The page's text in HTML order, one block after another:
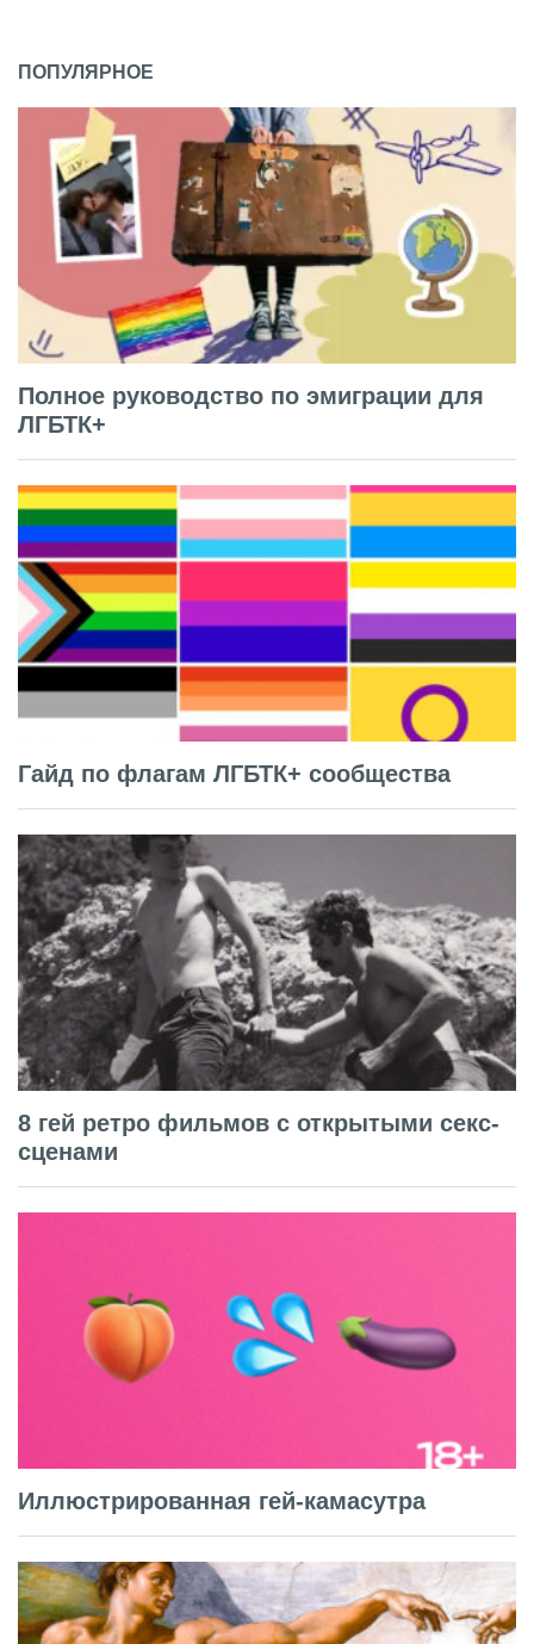
ПОПУЛЯРНОЕ
Полное руководство по эмиграции для
ЛГБТК+
Гайд по флагам ЛГБТК+ сообщества
8 гей ретро фильмов с открытыми секс-
сценами
Иллюстрированная гей-камасутра